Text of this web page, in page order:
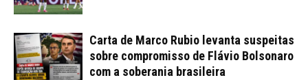
Carta de Marco Rubio levanta suspeitas
sobre compromisso de Flávio Bolsonaro
com a soberania brasileira